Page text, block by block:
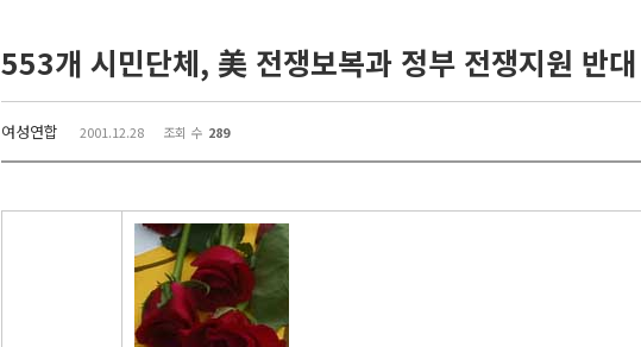
553개 시민단체, 美 전쟁보복과 정부 전쟁지원 반대
여성연합 2001.12.28 조회 수 289